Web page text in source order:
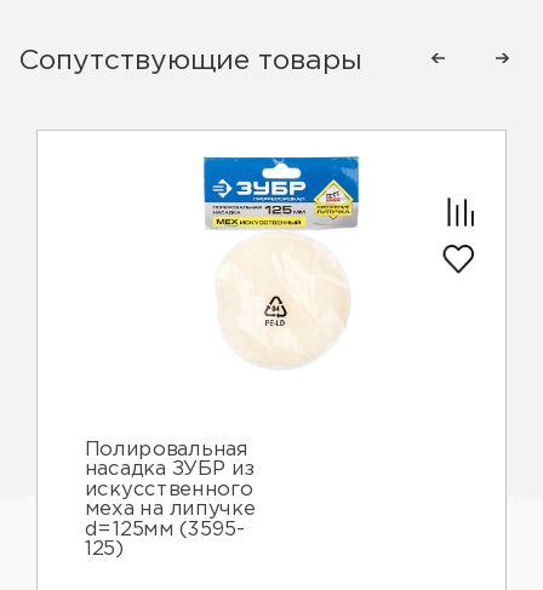
Сопутствующие товары
Полировальная
насадка ЗУБР из
искусственного
меха на липучке
d=125мм (3595-
125)